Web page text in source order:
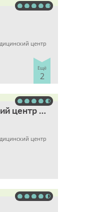
центр
Ещё
2
Гастроэнтерологический центр Уфимцева К.А.
центр